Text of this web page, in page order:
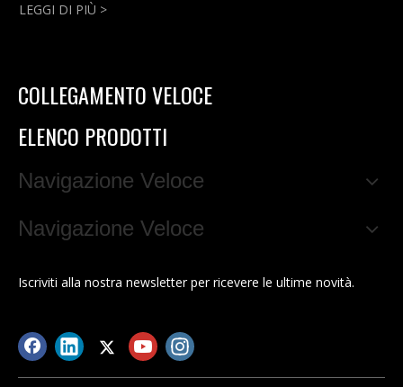
LEGGI DI PIÙ >
COLLEGAMENTO VELOCE
ELENCO PRODOTTI
Navigazione Veloce
Navigazione Veloce
Iscriviti alla nostra newsletter per ricevere le ultime novità.